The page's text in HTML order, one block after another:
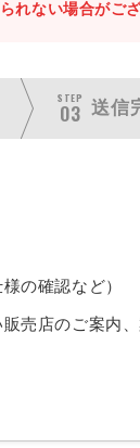
れない場合がござ
STEP
03 送信
の確認など）
販売店のご案内